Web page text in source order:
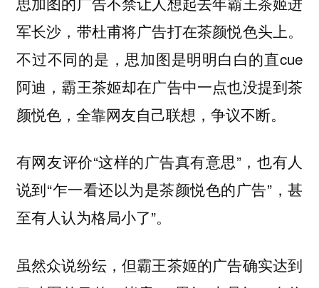
军长沙，带杜甫将广告打在茶颜悦色头上。
不过不同的是，思加图是明明白白的直cue
阿迪，霸王茶姬却在广告中一点也没提到茶
颜悦色，全靠网友自己联想，争议不断。
有网友评价“这样的广告真有意思”，也有人
说到“乍一看还以为是茶颜悦色的广告”，甚
至有人认为格局小了”。
虽然众说纷纭，但霸王茶姬的广告确实达到